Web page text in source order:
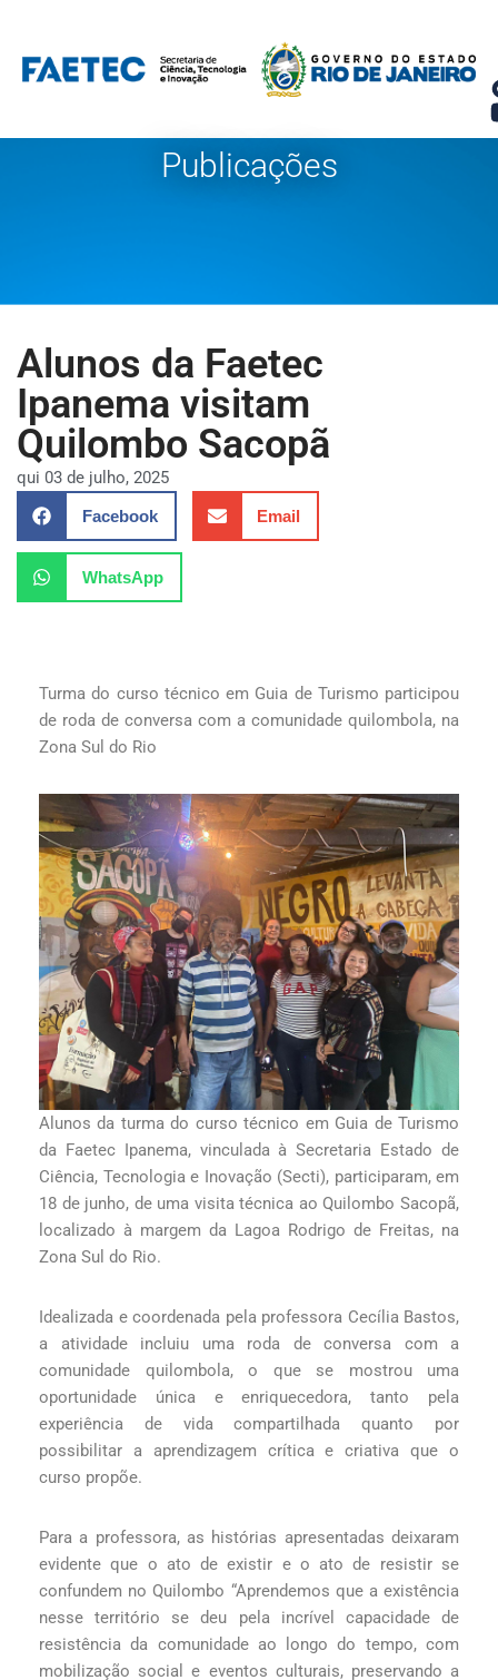
Pular
para
conteúdo
Publicações
Alunos da Faetec
Ipanema visitam
Quilombo Sacopã
qui 03 de julho, 2025
Facebook Email
WhatsApp
Turma do curso técnico em Guia de Turismo participou
de roda de conversa com a comunidade quilombola, na
Zona Sul do Rio
Alunos da turma do curso técnico em Guia de Turismo
da Faetec Ipanema, vinculada à Secretaria Estado de
Ciência, Tecnologia e Inovação (Secti), participaram, em
18 de junho, de uma visita técnica ao Quilombo Sacopã,
localizado à margem da Lagoa Rodrigo de Freitas, na
Zona Sul do Rio.
Idealizada e coordenada pela professora Cecília Bastos,
a atividade incluiu uma roda de conversa com a
comunidade quilombola, o que se mostrou uma
oportunidade única e enriquecedora, tanto pela
experiência de vida compartilhada quanto por
possibilitar a aprendizagem crítica e criativa que o
curso propõe.
Para a professora, as histórias apresentadas deixaram
evidente que o ato de existir e o ato de resistir se
confundem no Quilombo “Aprendemos que a existência
nesse território se deu pela incrível capacidade de
resistência da comunidade ao longo do tempo, com
mobilização social e eventos culturais, preservando a